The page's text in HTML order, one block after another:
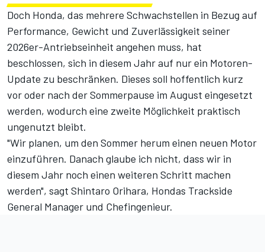
Doch Honda, das mehrere Schwachstellen in Bezug auf
Performance, Gewicht und Zuverlässigkeit seiner
2026er-Antriebseinheit angehen muss, hat
beschlossen, sich in diesem Jahr auf nur ein Motoren-
Update zu beschränken. Dieses soll hoffentlich kurz
vor oder nach der Sommerpause im August eingesetzt
werden, wodurch eine zweite Möglichkeit praktisch
ungenutzt bleibt.
"Wir planen, um den Sommer herum einen neuen Motor
einzuführen. Danach glaube ich nicht, dass wir in
diesem Jahr noch einen weiteren Schritt machen
werden", sagt Shintaro Orihara, Hondas Trackside
General Manager und Chefingenieur.